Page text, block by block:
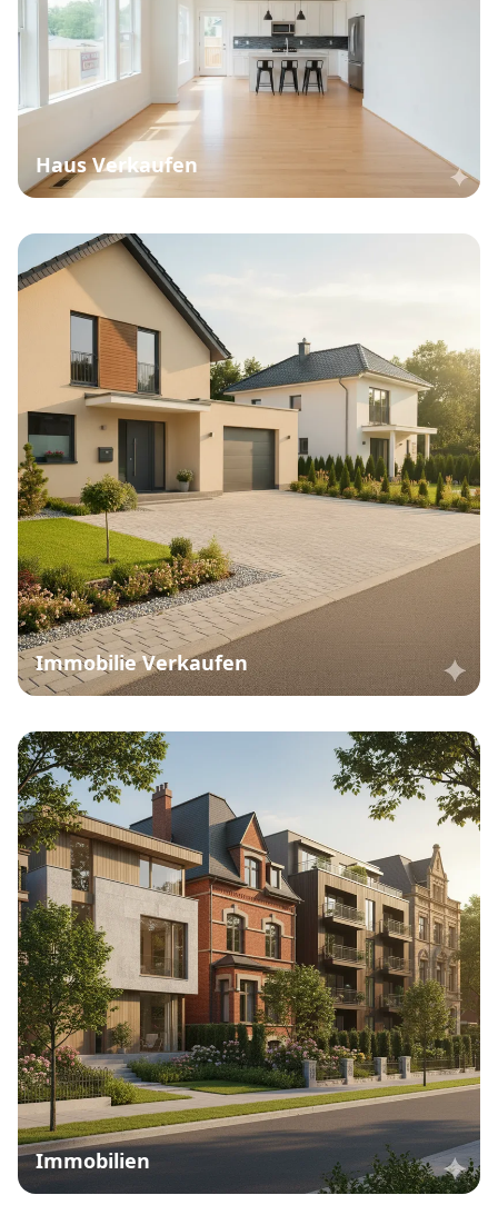
Haus Verkaufen
Immobilie Verkaufen
Immobilien